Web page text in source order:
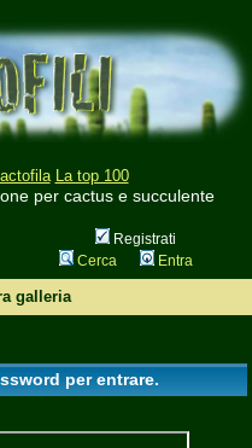
La top 100
per cactus e succulente
Registrati
Cerca Entra
galleria
per entrare.